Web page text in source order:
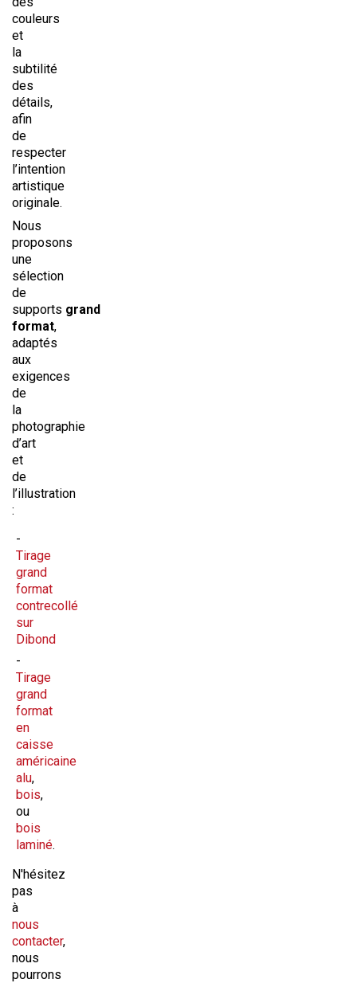
couleurs
et
la
subtilité
des
détails,
afin
de
respecter
l’intention
artistique
originale.
Nous
proposons
une
sélection
de
supports grand
format,
adaptés
aux
exigences
de
la
photographie
d’art
et
de
l’illustration
:
Tirage
grand
format
contrecollé
sur
Dibond
Tirage
grand
format
en
caisse
américaine
alu,
bois,
ou
bois
laminé.
N'hésitez
pas
à
nous
contacter,
nous
pourrons